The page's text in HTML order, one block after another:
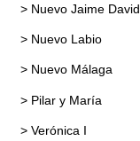
> Nuevo Jaime David
> Nuevo Labio
> Nuevo Málaga
> Pilar y María
> Verónica I